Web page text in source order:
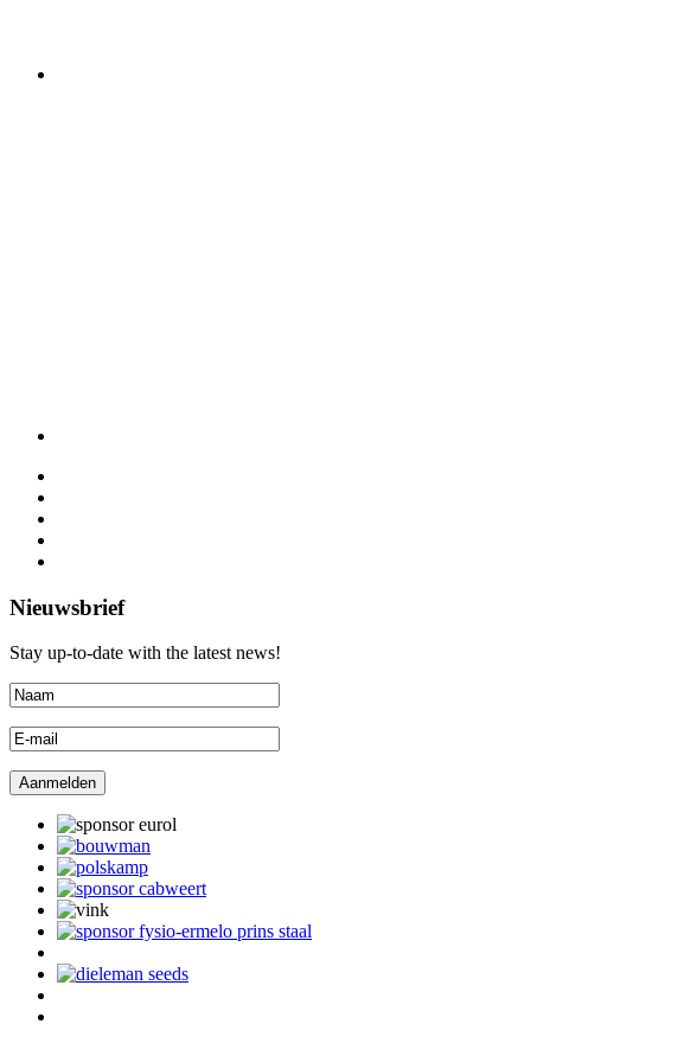
Nieuwsbrief
Stay up-to-date with the latest news!